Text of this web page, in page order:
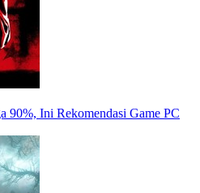
90%, Ini Rekomendasi Game PC